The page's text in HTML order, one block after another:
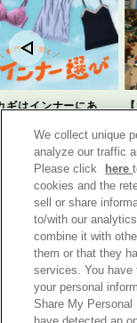
ギはインナーにあ
ラ
ファッション
We collect unique
analyze our traffic
Please click
here
cookies and the
sell or share
to/with our
combine it with
them or that they
services. You
your personal
Share My